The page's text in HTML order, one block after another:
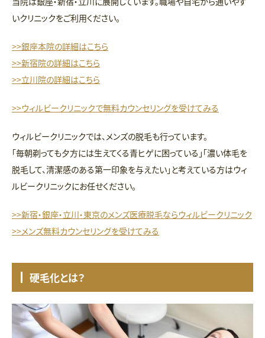
いクリニックをご利用ください。
>>銀座本院の詳細はこちら
>>新宿院の詳細はこちら
>>立川院の詳細はこちら
>>ウィルビークリニックで無料カウンセリングを受けてみる
ウィルビークリニックでは、メンズの脱毛も行っています。
「毎朝剃っても夕方には生えてくる青ヒゲに困っている」「濃い体毛を
脱毛して、清潔感のある第一印象を与えたい」と考えている方はウィ
ルビークリニックにお任せください。
>>新宿・銀座・立川・東京のメンズ医療脱毛ならウィルビークリニック
>>メンズ無料カウンセリングを受けてみる
硬毛化とは？